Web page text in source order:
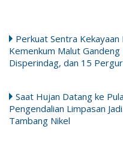
Perkuat Sentra
Kemenkum Malut Gandeng
Disperindag, dan 15
Saat Hujan Datang ke
Pengendalian Limpasan
Tambang Nikel